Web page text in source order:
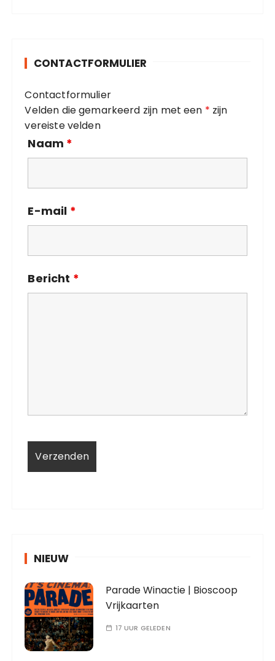
r
e
ë
n
CONTACTFORMULIER
Contactformulier
Velden die gemarkeerd zijn met een * zijn
vereiste velden
Naam *
E-mail *
Bericht *
NIEUW
Parade Winactie | Bioscoop
Vrijkaarten
17 UUR GELEDEN